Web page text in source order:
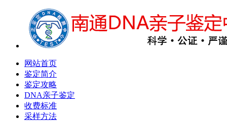
网站首页
鉴定简介
鉴定攻略
DNA亲子鉴定
收费标准
采样方法